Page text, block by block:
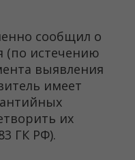
сообщил о
(по истечению
выявления
имеет
их
ГК РФ).